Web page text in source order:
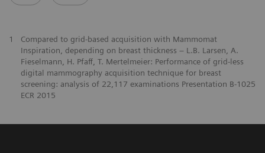
1
Compared to grid-based acquisition with Mammomat
Inspiration, depending on breast thickness – L.B. Larsen, A.
Fieselmann, H. Pfaff, T. Mertelmeier: Performance of grid-less
digital mammography acquisition technique for breast
screening: analysis of 22,117 examinations Presentation B-1025
ECR 2015